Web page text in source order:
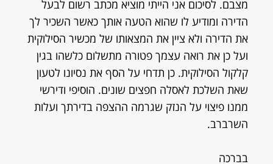
מצבם. לסיכום אני הייתי מוציא מכתב רשום לבעל
הדירה ומודיע לו שהוא הטעה אותך כאשר השכיר לך
את הדירה ולא ציין את המצאותו של מכשיר הסילוקית
ועל כן את רואה עצמך פטורה מתשלום כלשהו בגין
קלקול הסילוקית. כן תדחי על הסף את נסיונו לטעון
שאת השלכת לאסלה חפצים שונים. הוסיפי ודירשי
ממנו פיצוי על הנזק שגרמה ההצפה בדירתך ועלות
השרברב.
בברכה